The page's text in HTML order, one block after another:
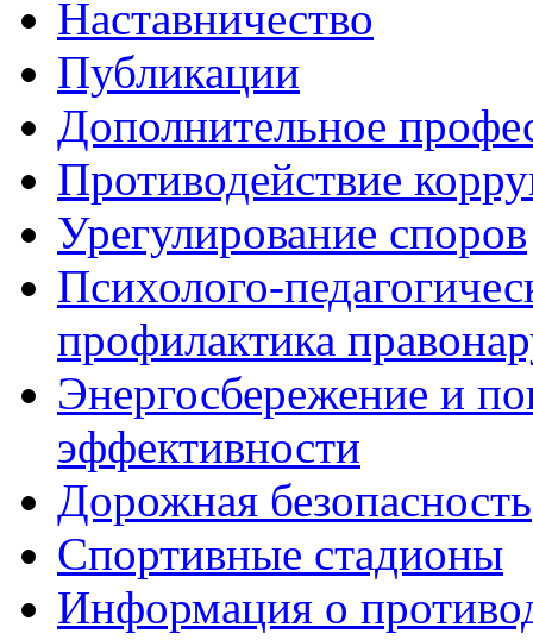
Наставничество
Публикации
Дополнительное
Противодействие
Урегулирование споров
Психолого-
профилактика
Энергосбережение и
эффективности
Дорожная безопасность
Спортивные стадионы
Информация о